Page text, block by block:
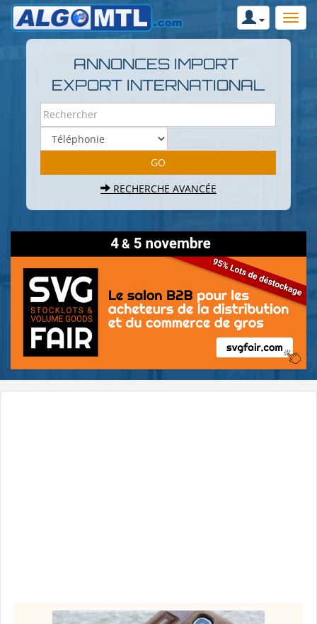
ANNONCES IMPORT
EXPORT INTERNATIONAL
RECHERCHE AVANCÉE